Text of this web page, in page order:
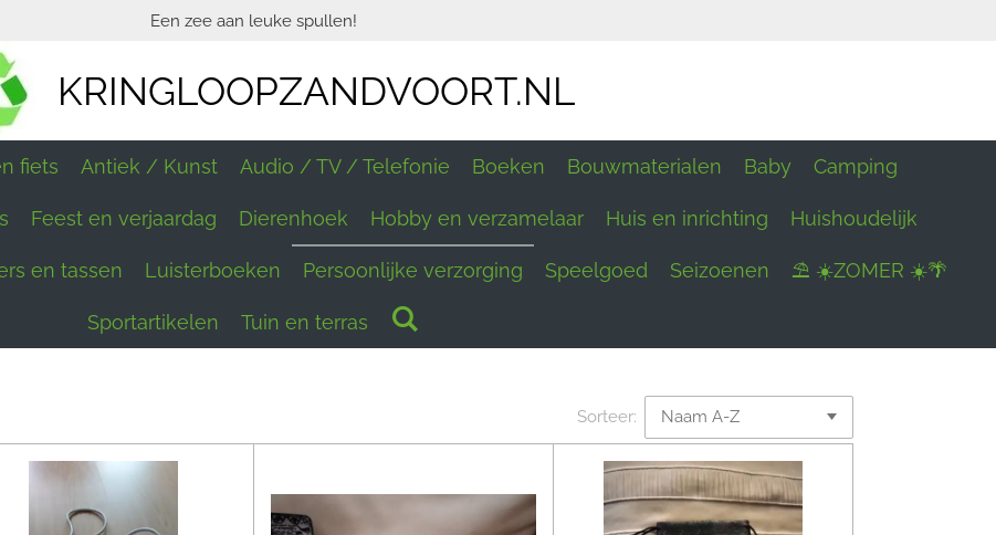
Een zee aan leuke spullen!
KRINGLOOPZANDVOORT.NL
fiets Antiek / Kunst Audio / TV / Telefonie Boeken Bouwmaterialen Baby Camping
Feest en verjaardag Dierenhoek Hobby en verzamelaar Huis en inrichting Huishoudelijk
en tassen Luisterboeken Persoonlijke verzorging Speelgoed Seizoenen ⛱ ☀️ZOMER ☀️🌴
Sportartikelen Tuin en terras
Sorteer: